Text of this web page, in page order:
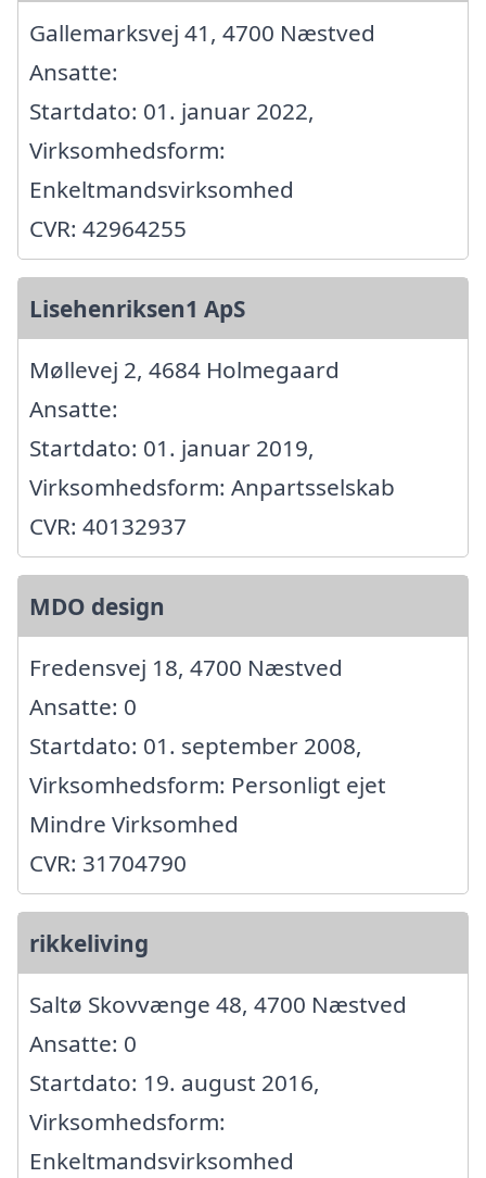
Gallemarksvej 41, 4700 Næstved
Ansatte:
Startdato: 01. januar 2022,
Virksomhedsform:
Enkeltmandsvirksomhed
CVR: 42964255
Lisehenriksen1 ApS
Møllevej 2, 4684 Holmegaard
Ansatte:
Startdato: 01. januar 2019,
Virksomhedsform: Anpartsselskab
CVR: 40132937
MDO design
Fredensvej 18, 4700 Næstved
Ansatte: 0
Startdato: 01. september 2008,
Virksomhedsform: Personligt ejet
Mindre Virksomhed
CVR: 31704790
rikkeliving
Saltø Skovvænge 48, 4700 Næstved
Ansatte: 0
Startdato: 19. august 2016,
Virksomhedsform:
Enkeltmandsvirksomhed